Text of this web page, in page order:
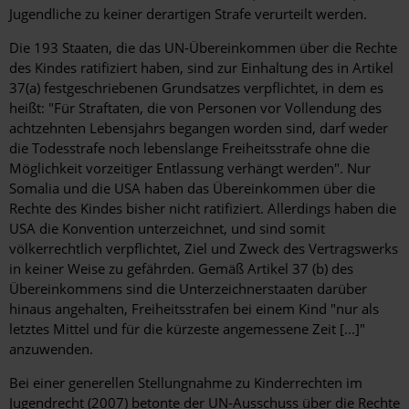
Jugendliche zu keiner derartigen Strafe verurteilt werden.
Die 193 Staaten, die das UN-Übereinkommen über die Rechte
des Kindes ratifiziert haben, sind zur Einhaltung des in Artikel
37(a) festgeschriebenen Grundsatzes verpflichtet, in dem es
heißt: "Für Straftaten, die von Personen vor Vollendung des
achtzehnten Lebensjahrs begangen worden sind, darf weder
die Todesstrafe noch lebenslange Freiheitsstrafe ohne die
Möglichkeit vorzeitiger Entlassung verhängt werden". Nur
Somalia und die USA haben das Übereinkommen über die
Rechte des Kindes bisher nicht ratifiziert. Allerdings haben die
USA die Konvention unterzeichnet, und sind somit
völkerrechtlich verpflichtet, Ziel und Zweck des Vertragswerks
in keiner Weise zu gefährden. Gemäß Artikel 37 (b) des
Übereinkommens sind die Unterzeichnerstaaten darüber
hinaus angehalten, Freiheitsstrafen bei einem Kind "nur als
letztes Mittel und für die kürzeste angemessene Zeit [...]"
anzuwenden.
Bei einer generellen Stellungnahme zu Kinderrechten im
Jugendrecht (2007) betonte der UN-Ausschuss über die Rechte